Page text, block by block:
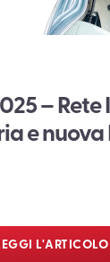
– Rete
e nuova
L'ARTICOLO